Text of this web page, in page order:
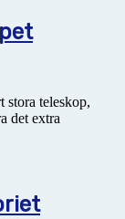
stora teleskop,
det extra